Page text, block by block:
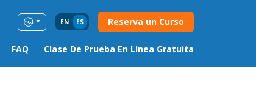
EN ES Reserva un Curso
FAQ Clase De Prueba En Línea Gratuita